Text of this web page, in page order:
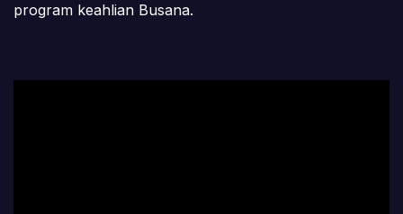
program keahlian Busana.